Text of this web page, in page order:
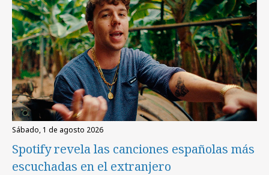
sábado, 1 de agosto 2026
Spotify revela las canciones españolas más
escuchadas en el extranjero